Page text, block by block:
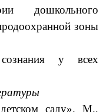
дошкольного
зоны
сознания у всех
саду». М.,